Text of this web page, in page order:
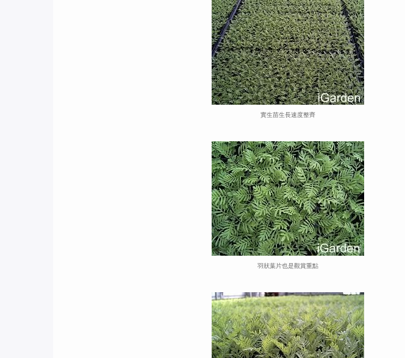
實生苗生長速度整齊
羽狀葉片也是觀賞重點